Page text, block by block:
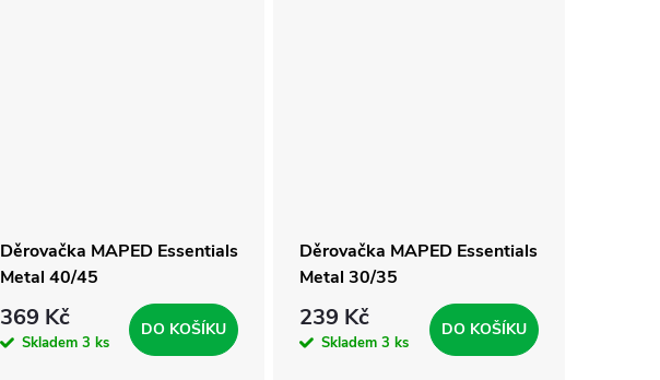
Děrovačka MAPED Essentials
Metal 40/45
369 Kč
Skladem 3 ks
DO KOŠÍKU
Děrovačka MAPED Essentials
Metal 30/35
239 Kč
Skladem3 ks
DO KOŠÍKU